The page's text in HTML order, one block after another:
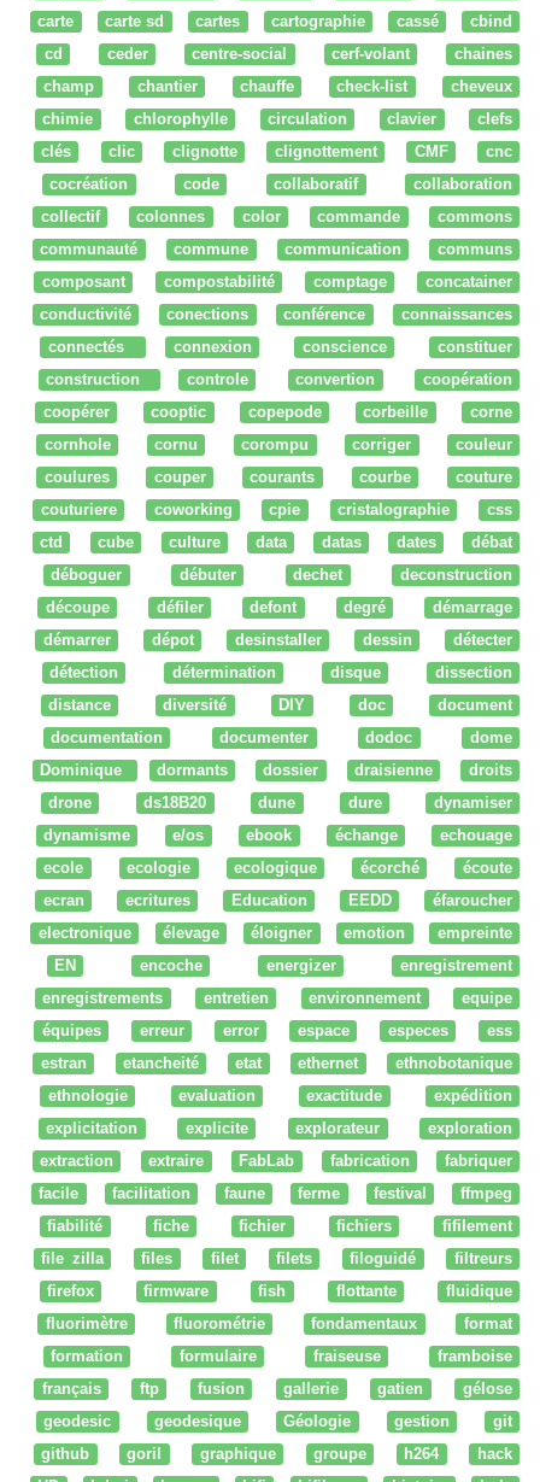
carte
carte sd cartes cartographie cassé
cbind
cd
ceder centre-social cerf-volant
chaines
champ
chantier chauffe check-list
cheveux
chimie
chlorophylle circulation clavier
clefs
clés
clic clignotte clignottement CMF
cnc
cocréation
code collaboratif
collaboration
collectif
colonnes color commande
commons
communauté
commune communication
communs
composant
compostabilité comptage
concatainer
conductivité
conections conférence
connaissances
connectés
connexion conscience
constituer
construction
controle convertion
coopération
coopérer
cooptic copepode corbeille
corne
cornhole
cornu corompu corriger
couleur
coulures
couper courants courbe
couture
couturiere
coworking cpie cristalographie
css
ctd
cube culture data datas dates
débat
déboguer
débuter dechet
deconstruction
découpe
défiler defont degré
démarrage
démarrer
dépot desinstaller dessin
détecter
détection
détermination disque
dissection
distance
diversité DIY doc
document
documentation
documenter dodoc
dome
Dominique
dormants dossier draisienne
droits
drone
ds18B20 dune dure
dynamiser
dynamisme
e/os ebook échange
echouage
ecole
ecologie ecologique écorché
écoute
ecran
ecritures Education EEDD
éfaroucher
electronique
élevage éloigner emotion
empreinte
EN
encoche energizer
enregistrement
enregistrements
entretien environnement
equipe
équipes
erreur error espace especes
ess
estran
etancheité etat ethernet
ethnobotanique
ethnologie
evaluation exactitude
expédition
explicitation
explicite explorateur
exploration
extraction
extraire FabLab fabrication
fabriquer
facile
facilitation faune ferme festival
ffmpeg
fiabilité
fiche fichier fichiers
fifilement
file zilla
files filet filets filoguidé
filtreurs
firefox
firmware fish flottante
fluidique
fluorimètre
fluorométrie fondamentaux
format
formation
formulaire fraiseuse
framboise
français
ftp fusion gallerie gatien
gélose
geodesic
geodesique Géologie gestion
git
github
goril graphique groupe h264
hack